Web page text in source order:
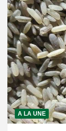
A LA UNE